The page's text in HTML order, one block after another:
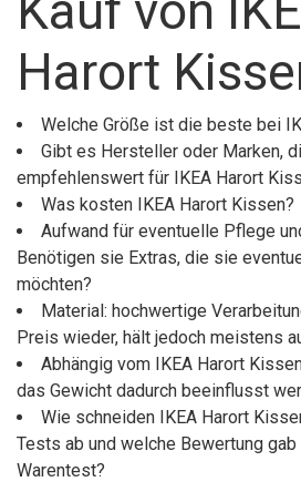
Harort
Welche Größe ist die beste bei
Gibt es Hersteller oder Marken,
empfehlenswert für IKEA Harort
Was kosten IKEA Harort Kissen?
Aufwand für eventuelle Pflege
Benötigen sie Extras, die sie
möchten?
Material: hochwertige
Preis wieder, hält jedoch meistens
Abhängig vom IKEA Harort
das Gewicht dadurch beeinflusst
Wie schneiden IKEA Harort
Tests ab und welche Bewertung
Warentest?